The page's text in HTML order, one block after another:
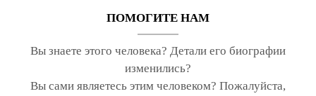
ПОМОГИТЕ НАМ
Вы знаете этого человека? Детали его биографии
изменились?
Вы сами являетесь этим человеком? Пожалуйста,